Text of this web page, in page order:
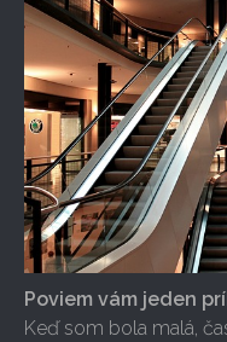
Poviem vám jeden
Keď som bola malá,